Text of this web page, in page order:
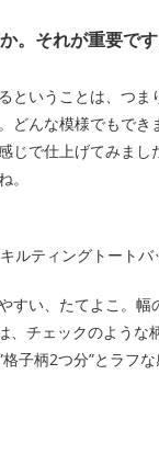
。それが重要です
ということは、つま
どんな模様でもでき
じで仕上げてみまし
。
すい、たてよこ。幅
、チェックのような
子柄2つ分”とラフ